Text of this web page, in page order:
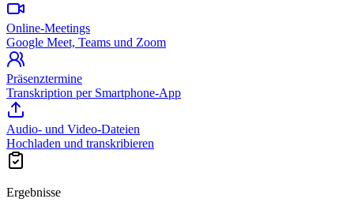
Online-Meetings
Google Meet, Teams und Zoom
Präsenztermine
Transkription per Smartphone-App
Audio- und Video-Dateien
Hochladen und transkribieren
Ergebnisse